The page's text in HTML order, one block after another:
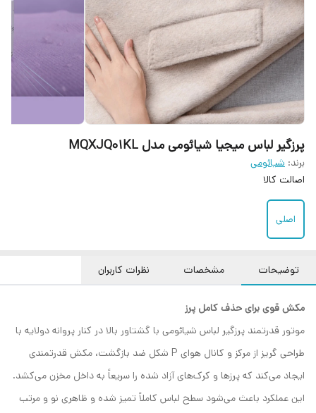
پرزگیر لباس میجیا شیائومی مدل MQXJQ01KL
برند: شیائومی
اصالت کالا
اصلی
توضیحات مشخصات نظرات کاربران
مکش قوی برای حذف کامل پرز
موتور قدرتمند پرزگیر لباس شیائومی با گشتاور بالا در کنار پروانه دو‌لایه با
طراحی گریز از مرکز و کانال هوای P‌ شکل ضد بازگشت، مکش قدرتمندی
ایجاد می‌کند که پرزها و کرک‌های آزاد شده را سریعاً به داخل مخزن می‌کشد.
این عملکرد باعث می‌شود سطح لباس کاملاً تمیز شده و ظاهری نو و مرتب